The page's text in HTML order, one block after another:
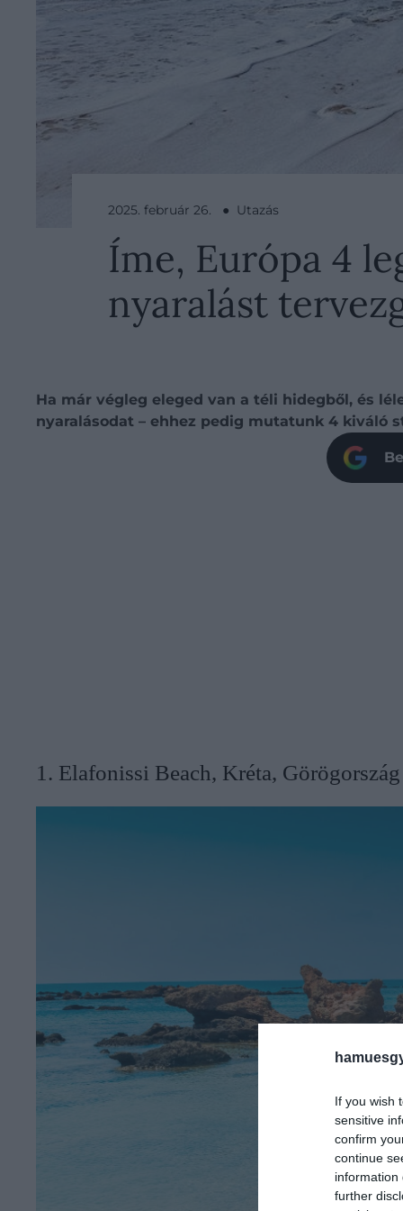
If you wish
sensitive
confirm
continue
information
further
2025. február 26. ● Utazás
Íme, Európa 4
nyaralást
Ha már végleg eleged van a téli hidegből, és
nyaralásodat – ehhez pedig mutatunk 4 kiváló
​1. Elafonissi Beach, Kréta, Görögország